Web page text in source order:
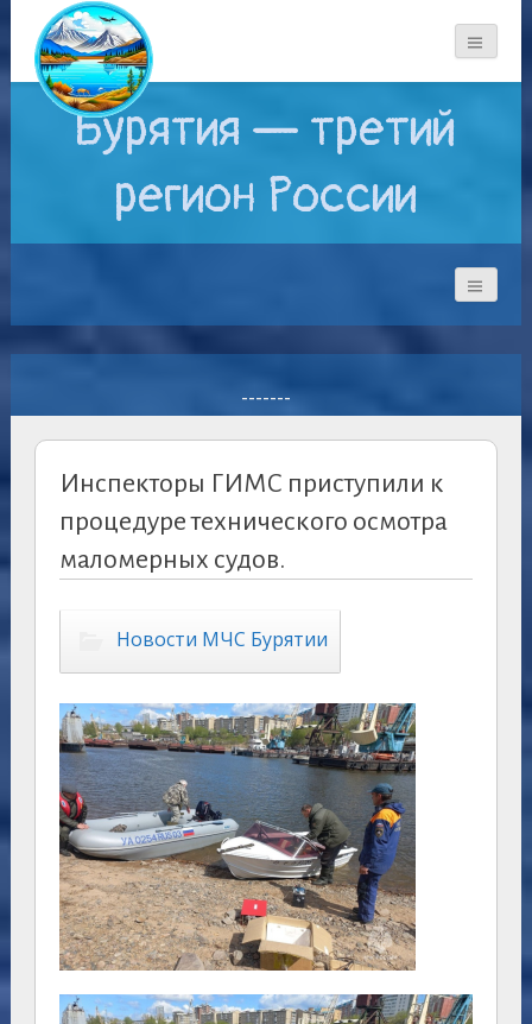
Бурятия — третий
регион России
-------
Инспекторы ГИМС приступили к
процедуре технического осмотра
маломерных судов.
Новости МЧС Бурятии